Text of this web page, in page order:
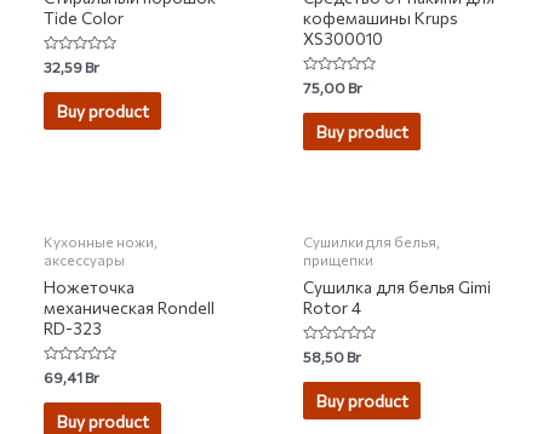
Tide Color
Rated
0
out
32,59Br
Buy product
кофемашины Krups
XS300010
Rated
0
out
75,00Br
Buy product
Кухонные ножи,
аксессуары
Ножеточка
механическая Rondell
RD-323
Rated
0
out
69,41Br
Buy product
Сушилки для белья,
прищепки
Сушилка для белья Gimi
Rotor 4
Rated
0
out
58,50Br
Buy product